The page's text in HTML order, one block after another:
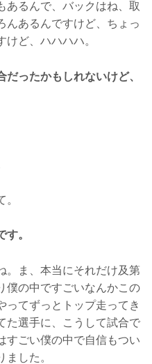
あるんで、バックはね、取
んあるんですけど、ちょっ
ど、ハハハハ。
ったかもしれないけど、
。
ま、本当にそれだけ及第
僕の中ですごいなんかこの
ってずっとトップ走ってき
た選手に、こうして試合で
すごい僕の中で自信もつい
した。